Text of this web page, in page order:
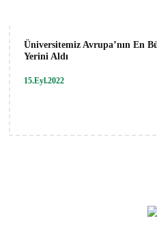
Üniversitemiz Avrupa’nın En
Yerini Aldı
15.Eyl.2022